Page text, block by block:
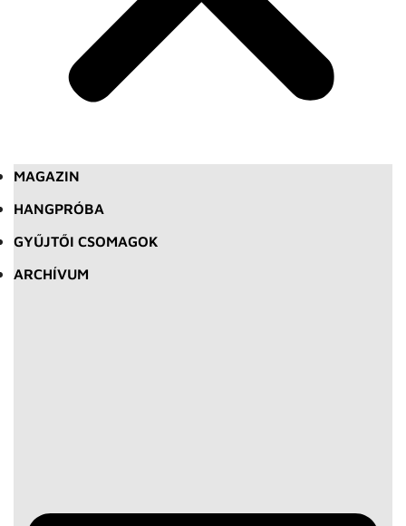
MAGAZIN
HANGPRÓBA
GYŰJTŐI CSOMAGOK
ARCHÍVUM